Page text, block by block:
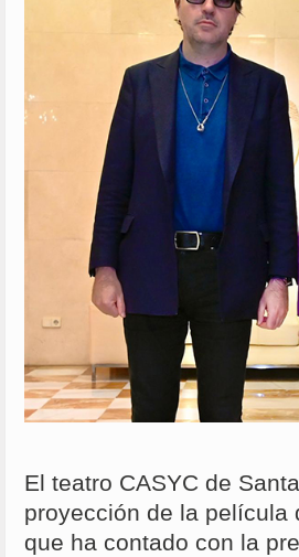
El teatro CASYC de
proyección de la película
que ha contado con la